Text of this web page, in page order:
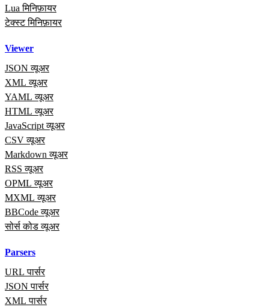
Lua मिनिफ़ायर
टेक्स्ट मिनिफ़ायर
Viewer
JSON व्यूअर
XML व्यूअर
YAML व्यूअर
HTML व्यूअर
JavaScript व्यूअर
CSV व्यूअर
Markdown व्यूअर
RSS व्यूअर
OPML व्यूअर
MXML व्यूअर
BBCode व्यूअर
सोर्स कोड व्यूअर
Parsers
URL पार्सर
JSON पार्सर
XML पार्सर